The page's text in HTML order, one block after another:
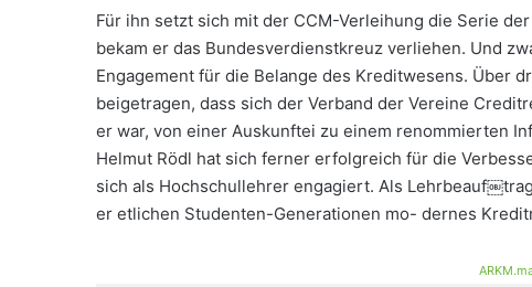
Für ihn setzt sich mit der CCM-Verleihung die Serie
bekam er das Bundesverdienstkreuz verliehen. Und
Engagement für die Belange des Kreditwesens. Über
beigetragen, dass sich der Verband der Vereine
er war, von einer Auskunftei zu einem renommierten
Helmut Rödl hat sich ferner erfolgreich für die
sich als Hochschullehrer engagiert. Als
er etlichen Studenten-Generationen mo- dernes